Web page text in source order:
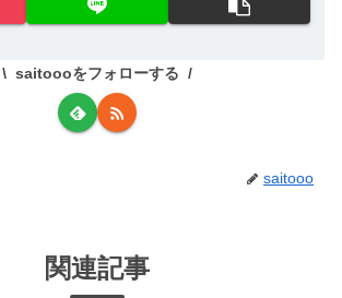
saitoooをフォローする
saitooo
関連記事